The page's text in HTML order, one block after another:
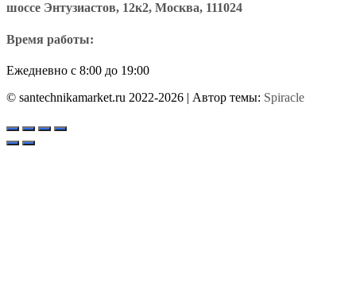
шоссе Энтузиастов, 12к2, Москва, 111024
Время работы:
Ежедневно с 8:00 до 19:00
© santechnikamarket.ru 2022-2026 | Автор темы: Spiracle